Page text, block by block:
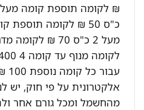
כ"ס 50 ₪ לקומה תוספת
עבור
אלקטרונית על פי חוק, יש
מהחשמל ומכל גורם אחר